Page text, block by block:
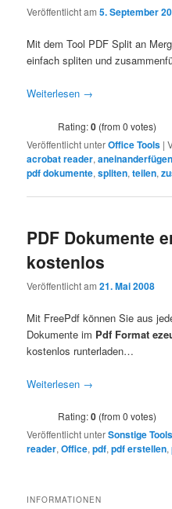
Veröffentlicht am5. September
Mit dem Tool PDF Split an
einfach spliten und
Weiterlesen →
Rating:0 (from 0 votes)
Veröffentlicht unterOffice Tools |
acrobat reader,aneinanderfügen
pdf dokumente,spliten,teilen,
PDF Dokumente
kostenlos
Veröffentlicht am21. Mai 2008
Mit FreePdf können Sie aus
Dokumente im Pdf Format
kostenlos runterladen…
Weiterlesen →
Rating:0 (from 0 votes)
Veröffentlicht unterSonstige Tools
reader,Office,pdf,pdf erstellen,
INFORMATIONEN